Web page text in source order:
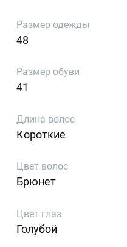
Размер одежды
48
Размер обуви
41
Длина волос
Короткие
Цвет волос
Брюнет
Цвет глаз
Голубой